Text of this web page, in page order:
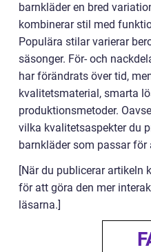
barnkläder en bred
kombinerar stil med
Populära stilar varierar
säsonger. För- och
har förändrats över tid,
kvalitetsmaterial, smarta
produktionsmetoder.
vilka kvalitetsaspekter du
barnkläder som passar
[När du publicerar artikeln
för att göra den mer
läsarna.]